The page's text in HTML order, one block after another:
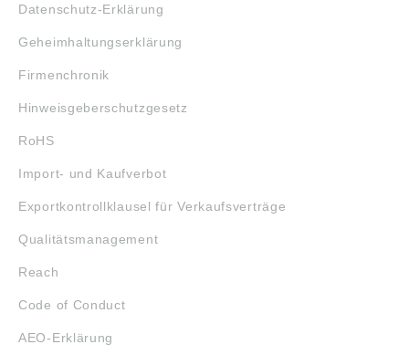
Datenschutz-Erklärung
Geheimhaltungserklärung
Firmenchronik
Hinweisgeberschutzgesetz
RoHS
Import- und Kaufverbot
Exportkontrollklausel für Verkaufsverträge
Qualitätsmanagement
Reach
Code of Conduct
AEO-Erklärung